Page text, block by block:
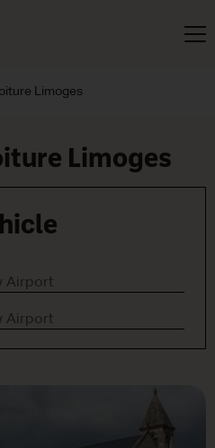
Limoges
Limoges
Airport
Airport